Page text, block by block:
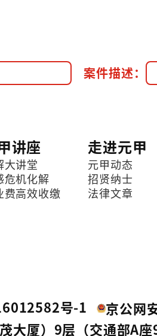
案件描述：
讲座
大讲堂
危机化解
费高效收缴
走进元甲
元甲动态
招贤纳士
法律文章
号-1
京公网
大厦）9层（交通部A